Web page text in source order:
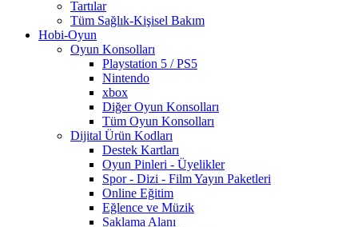
Tartılar
Tüm Sağlık-Kişisel Bakım
Hobi-Oyun
Oyun Konsolları
Playstation 5 / PS5
Nintendo
xbox
Diğer Oyun Konsolları
Tüm Oyun Konsolları
Dijital Ürün Kodları
Destek Kartları
Oyun Pinleri - Üyelikler
Spor - Dizi - Film Yayın Paketleri
Online Eğitim
Eğlence ve Müzik
Saklama Alanı